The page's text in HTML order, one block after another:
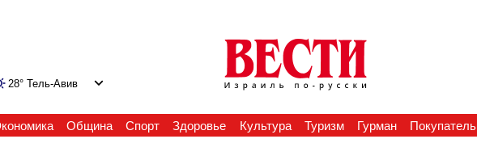
28° Тель-Авив
Община Спорт Здоровье Культура Туризм Гурман Покупатель